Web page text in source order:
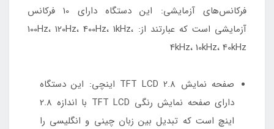
فرکانس‌های آزمایشی: این دستگاه دارای 10 فرکانس
آزمایشی است که عبارتند از: 100Hz، 120Hz، 400Hz، 1kHz،
4kHz، 10kHz، 40kHz
صفحه نمایش TFT LCD 2.8 اینچی: این دستگاه
دارای صفحه نمایش رنگی TFT LCD با اندازه 2.8
اینچ است که تبدیل بین زبان چینی و انگلیسی را